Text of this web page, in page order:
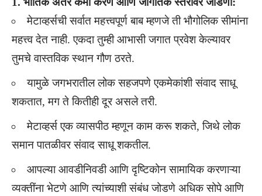
मेटाव्हर्सची सर्वात महत्त्वपूर्ण बाब म्हणजे ती भौगोलिक सीमांना
महत्त्व देत नाही. एकदा तुम्ही आभासी जगात प्रवेश केल्यावर
तुमचे वास्तविक स्थान गौण ठरते.
यामुळे जगभरातील लोक सहजपणे एकमेकांशी संवाद साधू
शकतात, मग ते कितीही दूर असले तरी.
मेटाव्हर्स एक व्यासपीठ म्हणून काम करू शकते, जिथे लोक
समान पातळीवर संवाद साधू शकतील.
आपल्या आवडीनिवडी आणि दृष्टिकोन सामायिक करणाऱ्या
व्यक्तींना भेटणे आणि त्यांच्याशी संबंध जोडणे अधिक सोपे आणि